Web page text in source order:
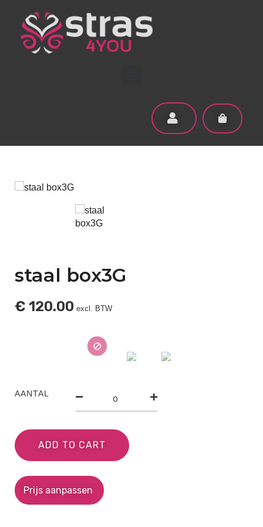
staal box3G
€ 120.00 excl. BTW
AANTAL
ADD TO CART
Prijs aanpassen